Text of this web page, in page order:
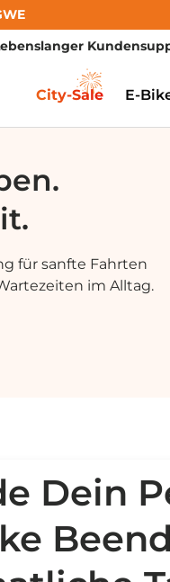
City-Sale E-
für sanfte Fahrten
im Alltag.
Dein